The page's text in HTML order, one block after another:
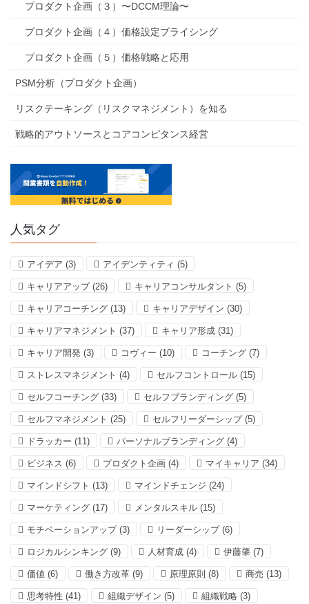
プロダクト企画（３）〜DCCM理論〜
プロダクト企画（４）価格設定プライシング
プロダクト企画（５）価格戦略と応用
PSM分析（プロダクト企画）
リスクテーキング（リスクマネジメント）を知る
戦略的アウトソースとコアコンピタンス経営
人気タグ
アイデア (3) アイデンティティ (5)
キャリアアップ(26) キャリアコンサルタント (5)
キャリアコーチング (13) キャリアデザイン (30)
キャリアマネジメント (37) キャリア形成 (31)
キャリア開発 (3) コヴィー (10) コーチング (7)
ストレスマネジメント (4) セルフコントロール (15)
セルフコーチング (33) セルフブランディング (5)
セルフマネジメント (25) セルフリーダーシップ(5)
ドラッカー (11) パーソナルブランディング (4)
ビジネス (6) プロダクト企画 (4) マイキャリア (34)
マインドシフト (13) マインドチェンジ (24)
マーケティング (17) メンタルスキル (15)
モチベーションアップ(3) リーダーシップ(6)
ロジカルシンキング (9) 人材育成 (4) 伊藤肇 (7)
価値 (6) 働き方改革 (9) 原理原則 (8) 商売 (13)
思考特性 (41) 組織デザイン (5) 組織戦略 (3)